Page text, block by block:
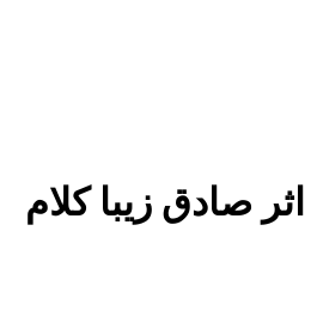
صادق زیبا کلام